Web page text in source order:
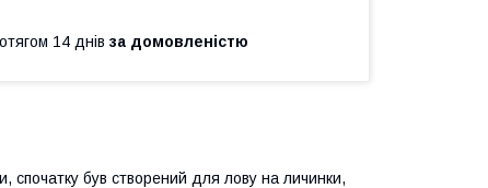
14 днів за домовленістю
спочатку був створений для лову на личинки,